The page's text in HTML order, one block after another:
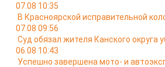
07.08 10:35
В Красноярской исправительной
07.08 09:56
Суд обязал жителя Канского округа
06.08 10:43
Успешно завершена мото- и